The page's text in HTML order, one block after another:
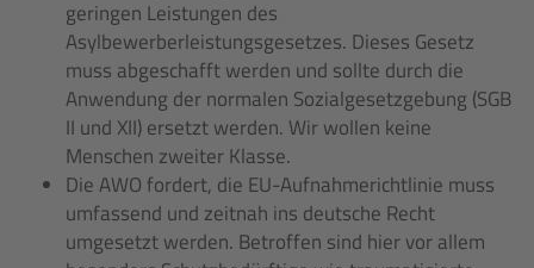
geringen Leistungen des
Asylbewerberleistungsgesetzes. Dieses Gesetz
muss abgeschafft werden und sollte durch die
Anwendung der normalen Sozialgesetzgebung (SGB
II und XII) ersetzt werden. Wir wollen keine
Menschen zweiter Klasse.
Die AWO fordert, die EU-Aufnahmerichtlinie muss
umfassend und zeitnah ins deutsche Recht
umgesetzt werden. Betroffen sind hier vor allem